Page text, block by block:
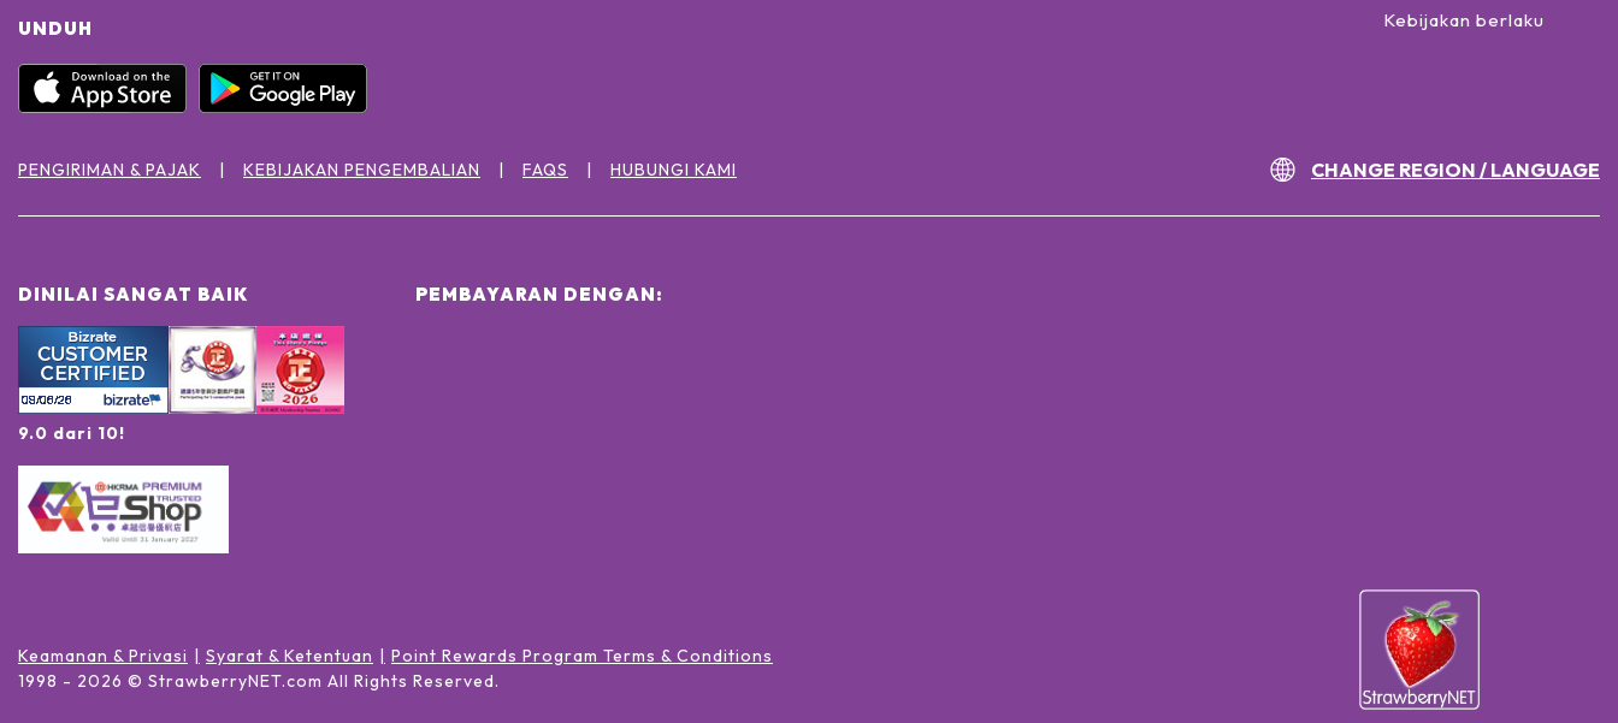
UNDUH Kebijakan berlaku
PENGIRIMAN & PAJAK KEBIJAKAN PENGEMBALIAN FAQS HUBUNGI KAMI CHANGE REGION / LANGUAGE
DINILAI SANGAT BAIK
9.0 dari 10!
PEMBAYARAN DENGAN:
Keamanan & Privasi Syarat & Ketentuan
Point Rewards Program Terms & Conditions
1998 - 2026 © StrawberryNET.com All Rights Reserved.